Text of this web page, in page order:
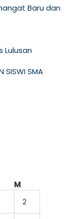
Baru dan
Lulusan
SISWI SMA
M
2